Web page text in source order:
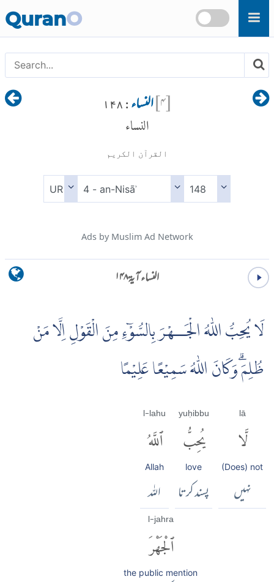
Skip to main content
QuranO
[۴]النساء : ۱۴۸
النساء
القرآن الكريم
Ads by Muslim Ad Network
النساء آية ۱۴۸
لَا يُحِبُّ اللّٰهُ الْجَــهْرَ بِالسُّوْۤءِ مِنَ الْقَوْلِ اِلَّا مَنْ
ظُلِمَۗ وَكَانَ اللّٰهُ سَمِيْعًا عَلِيْمًا
lā
لَّا
(Does) not
نہیں
yuḥibbu
يُحِبُّ
love
پسند کرتا
l-lahu
ٱللَّهُ
Allah
اللہ
l-jahra
ٱلْجَهْرَ
the public mention